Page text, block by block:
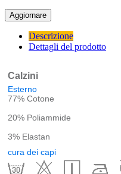
Descrizione
Dettagli del prodotto
Calzini
Esterno
77% Cotone
20% Poliammide
3% Elastan
cura dei capi